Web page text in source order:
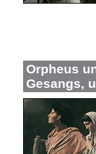
Orpheus
Gesangs,